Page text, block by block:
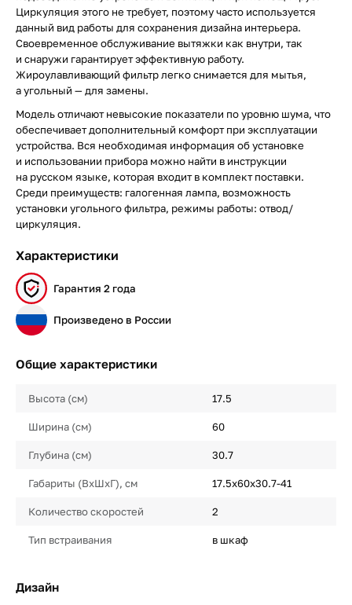
Циркуляция этого не требует, поэтому часто используется
данный вид работы для сохранения дизайна интерьера.
Своевременное обслуживание вытяжки как внутри, так
и снаружи гарантирует эффективную работу.
Жироулавливающий фильтр легко снимается для мытья,
а угольный — для замены.
Модель отличают невысокие показатели по уровню шума, что
обеспечивает дополнительный комфорт при эксплуатации
устройства. Вся необходимая информация об установке
и использовании прибора можно найти в инструкции
на русском языке, которая входит в комплект поставки.
Среди преимуществ: галогенная лампа, возможность
установки угольного фильтра, режимы работы: отвод/
циркуляция.
Характеристики
Гарантия 2 года
Произведено в России
Общие характеристики
Высота (см) 17.5
Ширина (см) 60
Глубина (см) 30.7
Габариты (ВхШхГ), см 17.5х60х30.7-41
Количество скоростей 2
Тип встраивания в шкаф
Дизайн